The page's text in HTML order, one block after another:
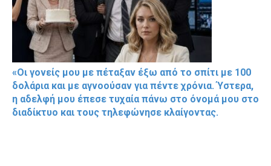
«Οι γονείς μου με πέταξαν έξω από το σπίτι με 100
δολάρια και με αγνοούσαν για πέντε χρόνια. Ύστερα,
η αδελφή μου έπεσε τυχαία πάνω στο όνομά μου στο
διαδίκτυο και τους τηλεφώνησε κλαίγοντας.